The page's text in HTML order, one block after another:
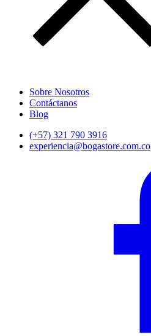
Sobre Nosotros
Contáctanos
Blog
(+57) 321 790 3916
experiencia@bogastore.com.co